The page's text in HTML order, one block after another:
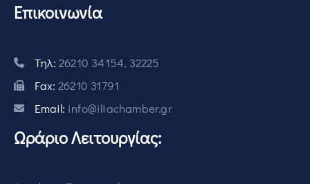
Επικοινωνία
Τηλ: 26210 34154, 32225
Fax: 26210 31791
Email: info@iliachamber.gr
Ωράριο Λειτουργίας: